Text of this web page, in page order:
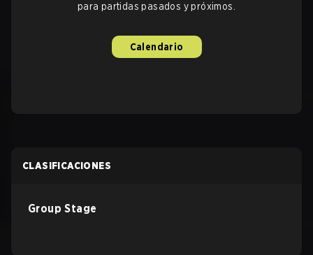
para partidas pasados y próximos.
Calendario
CLASIFICACIONES
Group Stage